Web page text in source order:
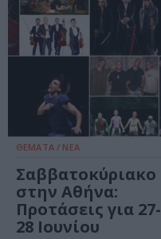
ΘΕΜΑΤΑ / ΝΕΑ
Σαββατοκύριακο
στην Αθήνα:
Προτάσεις για 27-
28 Ιουνίου